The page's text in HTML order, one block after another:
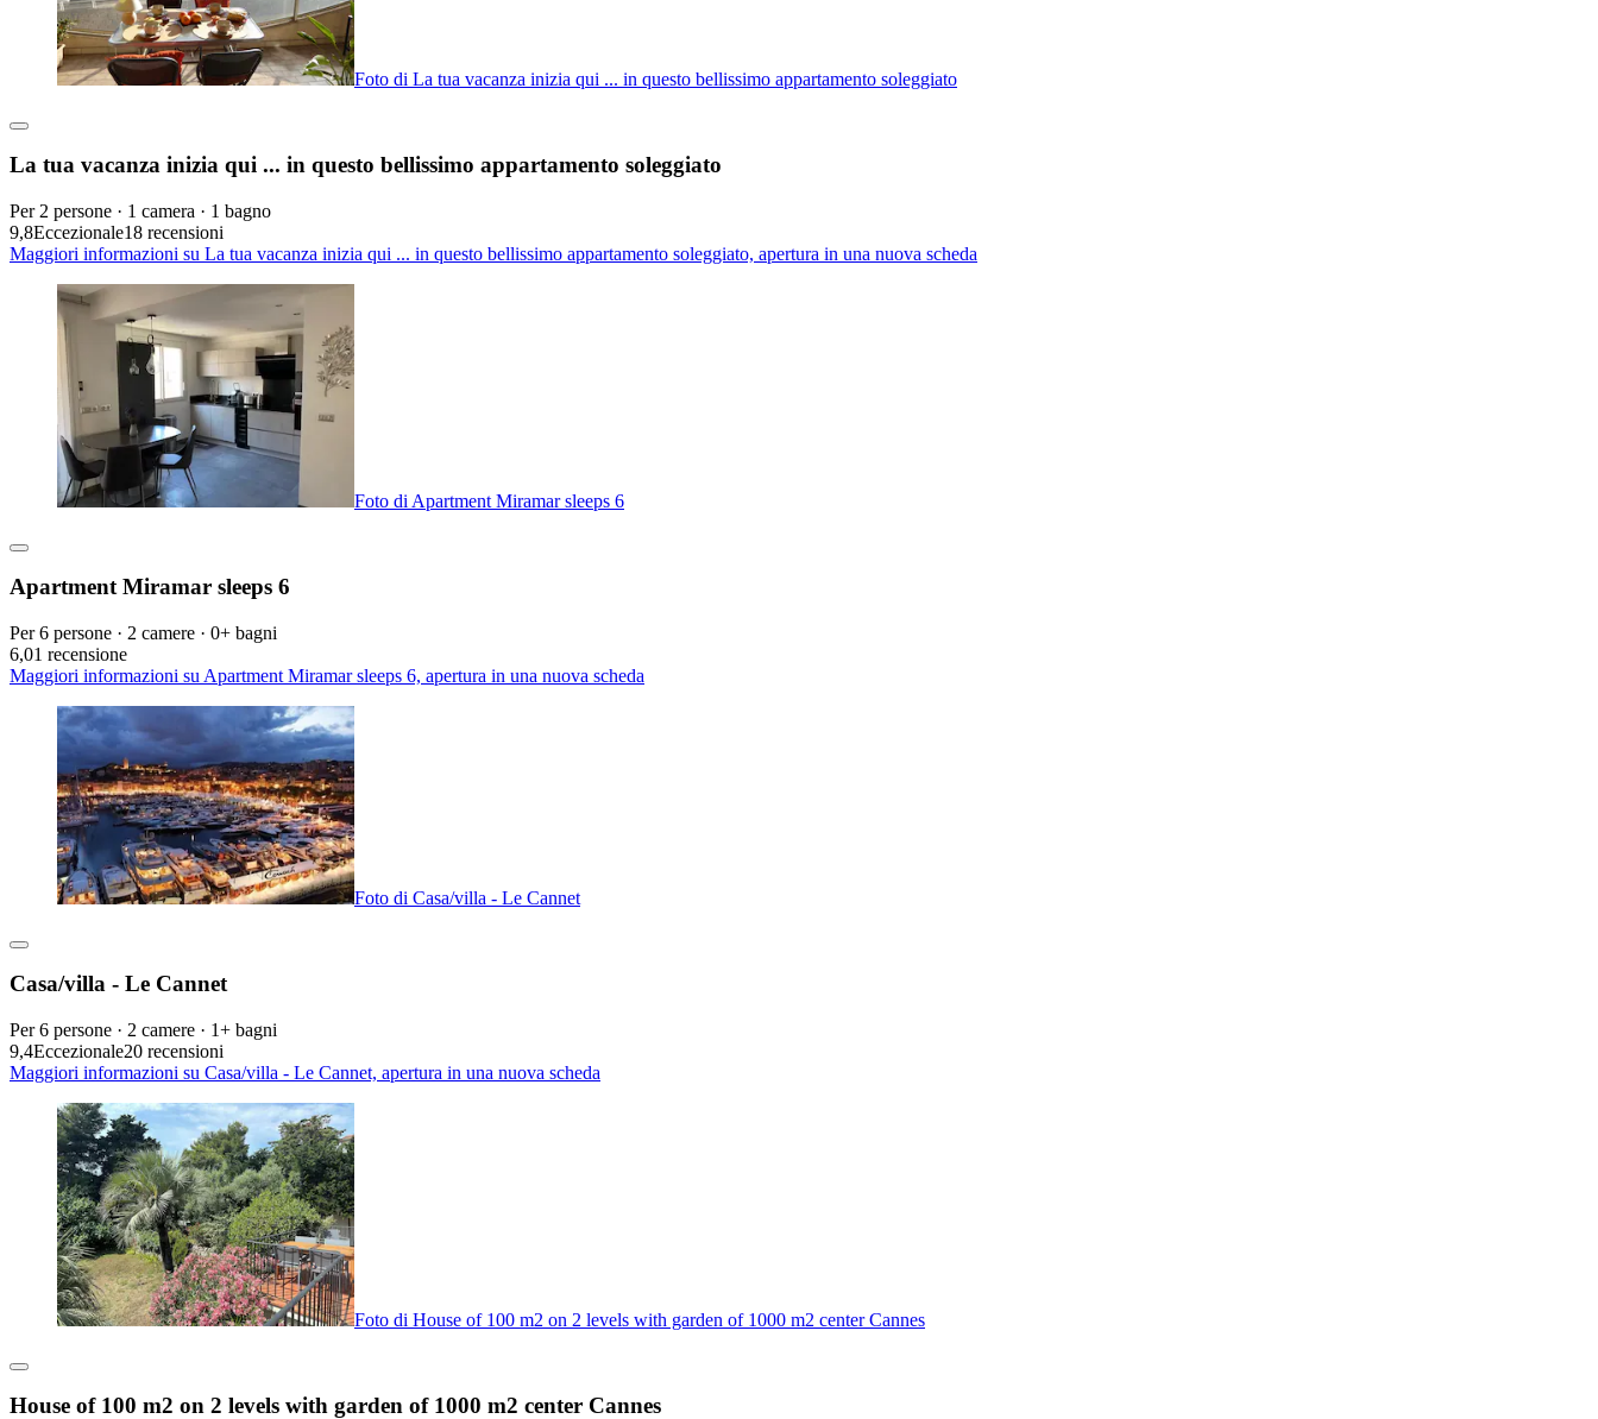
Foto di La tua vacanza inizia qui ... in questo bellissimo appartamento soleggiato
La tua vacanza inizia qui ... in questo bellissimo appartamento soleggiato
Per 2 persone · 1 camera · 1 bagno
9,8Eccezionale18 recensioni
Maggiori informazioni su La tua vacanza inizia qui ... in questo bellissimo appartamento soleggiato, apertura in una nuova scheda
Foto di Apartment Miramar sleeps 6
Apartment Miramar sleeps 6
Per 6 persone · 2 camere · 0+ bagni
6,01 recensione
Maggiori informazioni su Apartment Miramar sleeps 6, apertura in una nuova scheda
Foto di Casa/villa - Le Cannet
Casa/villa - Le Cannet
Per 6 persone · 2 camere · 1+ bagni
9,4Eccezionale20 recensioni
Maggiori informazioni su Casa/villa - Le Cannet, apertura in una nuova scheda
Foto di House of 100 m2 on 2 levels with garden of 1000 m2 center Cannes
House of 100 m2 on 2 levels with garden of 1000 m2 center Cannes